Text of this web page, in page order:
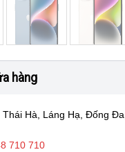
hàng
Hà, Láng Hạ, Đống
710 710